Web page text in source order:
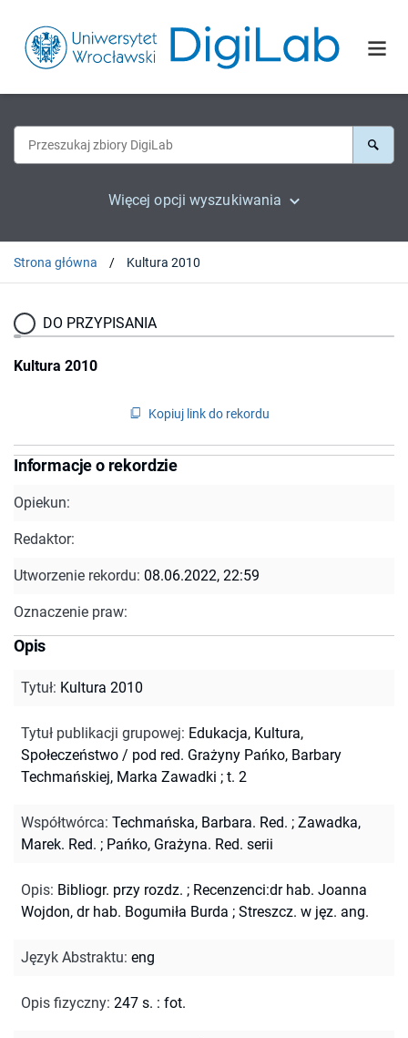
Więcej opcji wyszukiwania
Strona główna Kultura 2010
DO PRZYPISANIA
Kultura 2010
Kopiuj link do rekordu
Informacje o rekordzie
Opiekun:
Redaktor:
Utworzenie rekordu: 08.06.2022, 22:59
Oznaczenie praw:
Opis
Tytuł: Kultura 2010
Tytuł publikacji grupowej: Edukacja, Kultura,
Społeczeństwo / pod red. Grażyny Pańko, Barbary
Techmańskiej, Marka Zawadki ; t. 2
Współtwórca: Techmańska, Barbara. Red. ; Zawadka,
Marek. Red. ; Pańko, Grażyna. Red. serii
Opis: Bibliogr. przy rozdz. ; Recenzenci:dr hab. Joanna
Wojdon, dr hab. Bogumiła Burda ; Streszcz. w jęz. ang.
Język Abstraktu: eng
Opis fizyczny: 247 s. : fot.